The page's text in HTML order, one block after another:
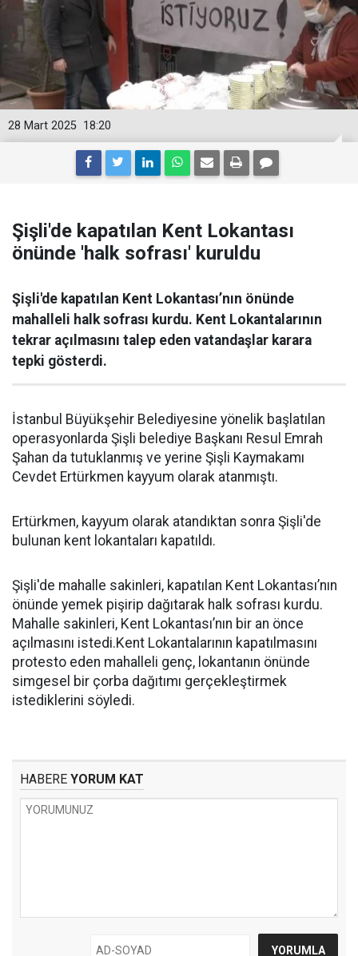
18:20
28 Mart 2025
Şişli'de kapatılan Kent Lokantası
önünde 'halk sofrası' kuruldu
Şişli'de kapatılan Kent Lokantası’nın önünde
mahalleli halk sofrası kurdu. Kent Lokantalarının
tekrar açılmasını talep eden vatandaşlar karara
tepki gösterdi.
İstanbul Büyükşehir Belediyesine yönelik başlatılan
operasyonlarda Şişli belediye Başkanı Resul Emrah
Şahan da tutuklanmış ve yerine Şişli Kaymakamı
Cevdet Ertürkmen kayyum olarak atanmıştı.
Ertürkmen, kayyum olarak atandıktan sonra Şişli'de
bulunan kent lokantaları kapatıldı.
Şişli'de mahalle sakinleri, kapatılan Kent Lokantası’nın
önünde yemek pişirip dağıtarak halk sofrası kurdu.
Mahalle sakinleri, Kent Lokantası’nın bir an önce
açılmasını istedi.Kent Lokantalarının kapatılmasını
protesto eden mahalleli genç, lokantanın önünde
simgesel bir çorba dağıtımı gerçekleştirmek
istediklerini söyledi.
HABERE YORUM KAT